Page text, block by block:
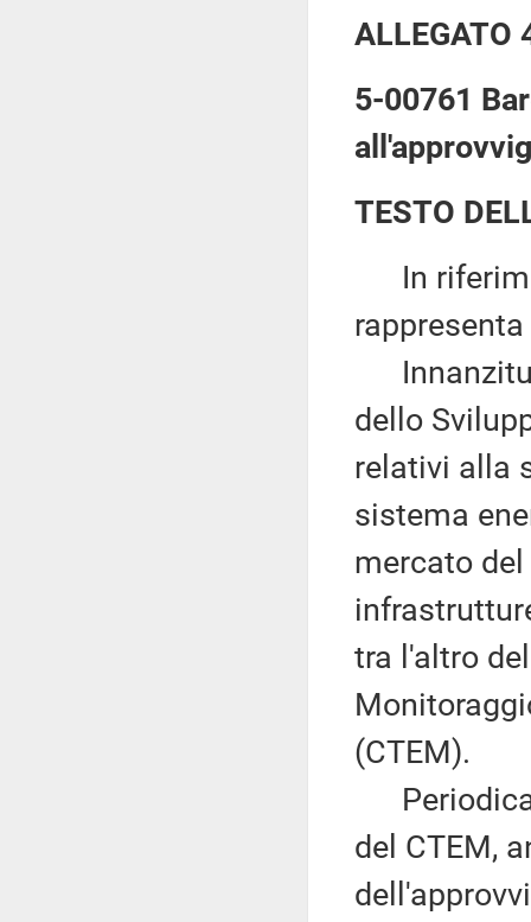
ALLEGATO
5-00761
TESTO
In
dello
relativi alla
sistema
mercato
tra l'altro
(CTEM).
del CTEM,